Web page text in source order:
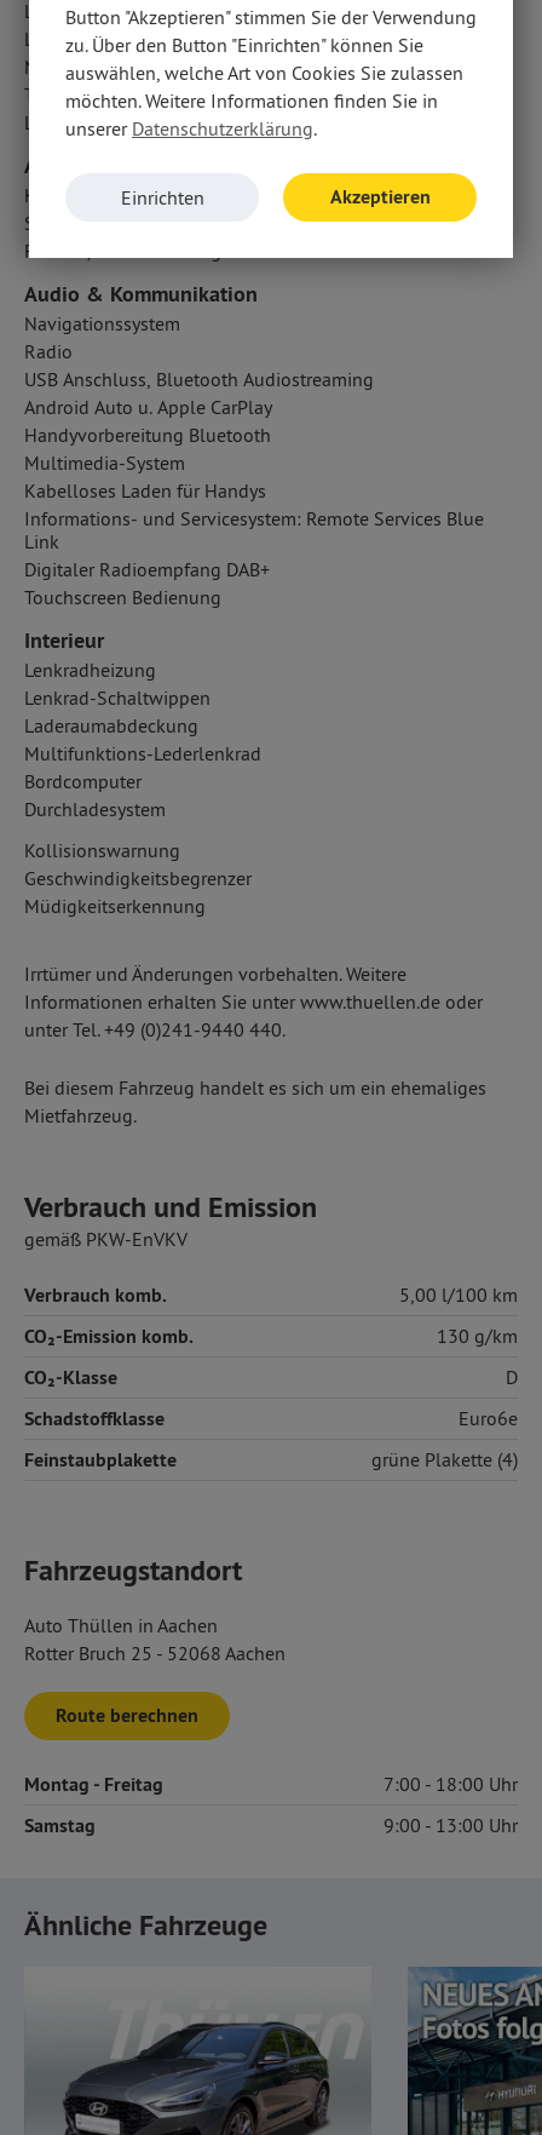
Lichtsensor
LED-Tagfahrlicht
Nebelscheinwerfer
Traktionskontrolle
LED-Scheinwerfer
Airbags
Kopfairbag vorn und hinten
Seitenairbag vorn
Fahrer- /Beifahrerairbag
Audio & Kommunikation
Navigationssystem
Radio
USB Anschluss, Bluetooth Audiostreaming
Android Auto u. Apple CarPlay
Handyvorbereitung Bluetooth
Multimedia-System
Kabelloses Laden für Handys
Informations- und Servicesystem: Remote Services Blue
Link
Digitaler Radioempfang DAB+
Touchscreen Bedienung
Interieur
Lenkradheizung
Lenkrad-Schaltwippen
Laderaumabdeckung
Multifunktions-Lederlenkrad
Bordcomputer
Durchladesystem
Kollisionswarnung
Geschwindigkeitsbegrenzer
Müdigkeitserkennung
Irrtümer und Änderungen vorbehalten. Weitere
Informationen erhalten Sie unter www.thuellen.de oder
unter Tel. +49 (0)241-9440 440.
Bei diesem Fahrzeug handelt es sich um ein ehemaliges
Mietfahrzeug.
Verbrauch und Emission
gemäß PKW-EnVKV
Verbrauch komb. 5,00 l/100 km
CO₂-Emission komb. 130 g/km
CO₂-Klasse D
Schadstoffklasse Euro6e
Feinstaubplakette grüne Plakette (4)
Fahrzeugstandort
Auto Thüllen in Aachen
Rotter Bruch 25 - 52068 Aachen
Route berechnen
Montag - Freitag 7:00 18:00
Samstag 9:00 13:00
Ähnliche Fahrzeuge
Button "Akzeptieren" stimmen Sie der Verwendung
zu. Über den Button "Einrichten" können Sie
auswählen, welche Art von Cookies Sie zulassen
möchten. Weitere Informationen finden Sie in
unserer Datenschutzerklärung.
Einrichten Akzeptieren